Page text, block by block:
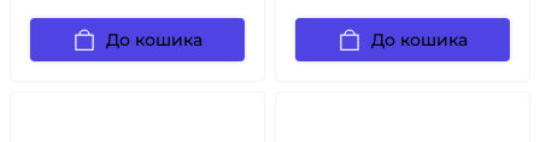
До кошика До кошика